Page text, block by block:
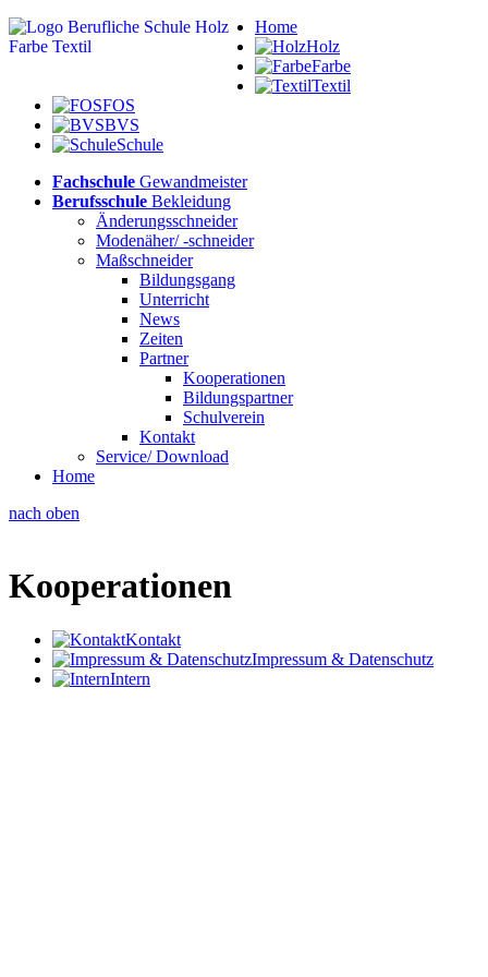
Home
Holz
Farbe
Textil
FOS
BVS
Schule
Fachschule Gewandmeister
Berufsschule Bekleidung
Änderungsschneider
Modenäher/ -schneider
Maßschneider
Bildungsgang
Unterricht
News
Zeiten
Partner
Kooperationen
Bildungspartner
Schulverein
Kontakt
Service/ Download
Home
nach oben
Kooperationen
Kontakt
Impressum & Datenschutz
Intern